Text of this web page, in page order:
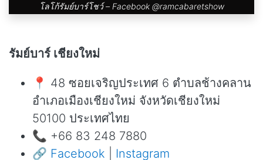
โลโก้รัมย์บาร์โชว์ – Facebook @ramcabaretshow
รัมย์บาร์ เชียงใหม่
📍 48 ซอยเจริญประเทศ 6 ตำบลช้างคลาน
อำเภอเมืองเชียงใหม่ จังหวัดเชียงใหม่
50100 ประเทศไทย
📞 +66 83 248 7880
🔗 Facebook Instagram